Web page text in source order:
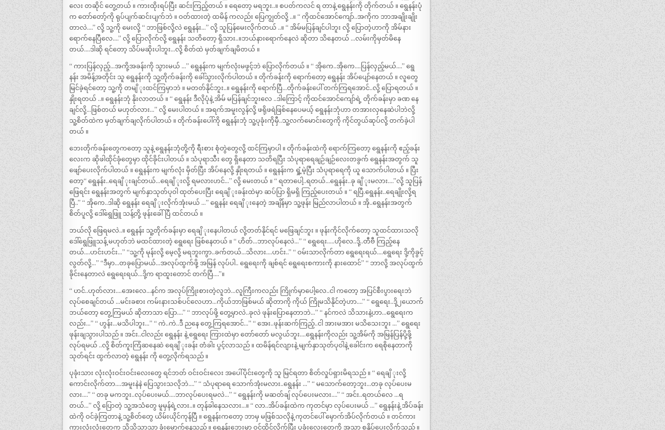
လေး တဆိုင် တွေ့တယ် ။ ကားထိုးရပ်ပြီး ဆင်းကြည့်တယ် ။ ရေတော့ မရဘူး..။ စပတ်ကလင် ရ တာနဲ့ ရွေနန်းကို တိုက်တယ် ။ ရွေနန်းပုံ
က တော်တော့်ကို ရုပ်ပျက်ဆင်းပျက်ဘဲ ။ ဝတ်ထားတဲ့ ထမိန် ကလည်း ပြေကျွတ်လို့ ..။ “ ကိုထင်အောင်ကျော်..အကိုက ဘာအချိုးချိုး
တာလဲ….” လို့ သူ့ကို မေးလို့ “ ဘာဖြစ်လို့လဲ ရွေနန်း…” လို့ သူပြန်မေးလိုက်တယ် ..။ “ အိမ်မပြန်ချင်ပါဘူး လို့ ပြောတဲ့ဟာကို အိမ်နား
ရောက်နေပြီလေ….” လို့ ပြောလိုက်လို့ ရွေနန်း သတိတော့ ရှိသား..။ဘယ်နားရောက်နေလဲ ဆိုတာ သိနေတယ် …လမ်းကိုမှတ်မိနေ
တယ်….ဒါဆို ရင်တော့ သိပ်မဆိုးပါဘူး…လို့ စိတ်ထဲ မှတ်ချက်ချမိတယ် ။
“ ကားပြန်လှည့်…အကို့အခန်းကို သွားမယ် …” ရွေနန်းက မျက်လုံးမဖွင့်ဘဲ ပြောလိုက်တယ် ။ “ အိုကေ..အိုကေ….ပြန်လှည့်မယ်….” ရွေ
နန်း အမိန့်အတိုင်း သူ ရွေနန်းကို သူ့တိုက်ခန်းကို ခေါ်သွားလိုက်ပါတယ် ။ တိုက်ခန်းကို ရောက်တော့ ရွေနန်း အိပ်ပျော်နေတယ် ။ လူတွေ
မြင်ခဲ့ရင်တော့ သူ့ကို တမျိ ုးထင်ကြမှာဘဲ ။ မတတ်နိုင်ဘူး..။ ရွေနန်းကို ရောက်ပြီ…တိုက်ခန်းပေါ် တက်ကြရအောင်..လို့ ပြောရတယ် ။
နှိုးရတယ် ..။ ရွေနန်းဘုံ နိုးလာတယ် ။ “ ရွေနန်း ဒီလိုပုံနဲ့ အိမ် မပြန်ချင်ဘူးလေ ..ဒါကြောင့် ကိုထင်အောင်ကျော်ရဲ့ တိုက်ခန်းမှာ ခဏ နေ
ချင်လို့…ဖြစ်တယ် မဟုတ်လား…” လို့ မေးပါတယ် ။ အရက်အမူးလွန်လို့ ဖရိုဖရဲဖြစ်နေပေမယ့် ရွေနန်းဘုံဟာ တအားလှနေဆဲပါဘဲလို့
သူ့စိတ်ထဲက မှတ်ချက်ချလိုက်ပါတယ် ။ တိုက်ခန်းပေါ်ကို ရွေနန်းဘုံ သူ့ပုခုံးကိုမှီ..သူ့လက်မောင်းတွေကို ကိုင်တွယ်ဆုပ်လို့ တက်ခဲ့ပါ
တယ် ။
ဘေးတိုက်ခန်းတွေကတော့ သူနဲ့ ရွေနန်းဘုံတို့ကို ရီးစား စုံတွဲတွေလို့ ထင်ကြမှာပါ ။ တိုက်ခန်းထဲကို ရောက်ကြတော့ ရွေနန်းကို ဧည့်ခန်း
လေးက ဆိုဖါထိုင်ခုံတွေမှာ ထိုင်ခိုင်းပါတယ် ။ သံပုရာသီး တွေ ရှိနေတာ သတိရပြီး သံပုရာရေချဉ်ချဉ်လေးတခွက် ရွေနန်းအတွက် သူ
ဖျော်ပေးလိုက်ပါတယ် ။ ရွေနန်းက မျက်လုံး မှိတ်ပြီး အိပ်နေလို့ နှိုးရတယ် ။ ရွေနန်းက ရှုံ့မဲ့ပြီး သံပုရာရေကို ယူ သောက်ပါတယ် ။ ပြီး
တော့“ ရွေနန်း..ရေချိ ုးချင်တယ်…ရေချိ ုးလို့ ရမလားဟင်…” လို့ မေးတယ် ။ “ ရတာပေါ့..ရတယ်…ရွေနန်း..ခု ချိ ုးမလား….”လို့ သူပြန်
ဖြေရင်း ရွေနန်းအတွက် မျက်နှာသုတ်ပုဝါ ထုတ်ပေးပြီး ရေချိ ုးခန်းထဲမှာ ဆပ်ပြာ ရှိမရှိ ကြည့်ပေးတယ် ။ “ ရပြီ.ရွေနန်း..ရေချိုးလို့ရ
ပြီ..” “ အိုကေ..ဒါဆို ရွေနန်း ရေချိ ုးလိုက်အုံးမယ် …” ရွေနန်း ရေချိ ုးနေတဲ့ အချိန်မှာ သူ့ဖုန်း မြည်လာပါတယ် ။ အို..ရွေနန်းအတွက်
စိတ်ပူလို့ ဒေါ်ရွေဖြူ သန့်တို့ ဖုန်းခေါ်ပြီ ထင်တယ် ။
ဘယ်လို ဖြေရမလဲ..။ ရွေနန်း သူ့တိုက်ခန်းမှာ ရေချိ ုးနေပါတယ် လို့တတ်နိုင်ရင် မဖြေချင်ဘူး ။ ဖုန်းကိုင်လိုက်တော့ သူထင်ထားသလို
ဒေါ်ရွေဖြူသန့် မဟုတ်ဘဲ မထင်ထားတဲ့ ရွေရေး ဖြစ်နေတယ် ။ “ ဟိတ်…ဘာလုပ်နေလဲ…” “ ရွေရေး…..ဟိုလေ..ဒို့..တီဗီ ကြည့်နေ
တယ်….ဟင်းဟင်း…” “သူ့ကို မုန်းလို့ မေ့လို့ မရဘူးကွာ..ခက်တယ်…သိလား….ဟင်း..” “ ဝမ်းသာလိုက်တာ ရွေရေးရယ်….ရွေရေး ဒို့ကိုခွင့်
လွတ်လို့…” “ဒီမှာ…တခုပြောမယ်…အလုပ်ထွက်ဖို့ အမြန် လုပ်ပါ.. ရွေရေးကို ချစ်ရင် ရွေရေးစကားကို နားထောင်” “ ဘာလို့ အလုပ်ထွက်
ခိုင်းနေတာလဲ ရွေရေးရယ်…ဒို့က ရာထူးတောင် တက်ပြီ….”။
“ ဟင်..ဟုတ်လား….အေးလေ…နင်က အလုပ်ကြိုးစားတဲ့လူဘဲ…လူကြီးကလည်း ကြိုက်မှာပေါ့လေ..ငါ ကတော့ အပြင်စီးပွားရေးဘဲ
လုပ်စေချင်တယ် …မင်းခစား ကမ်းနားသစ်ပင်လေဟာ…ကိုယ်ဘာဖြစ်မယ် ဆိုတာကို ကိုယ် ကြိုမသိနိုင်တဲ့ဟာ….” “ ရွေရေး..ဒို့၂ယောက်
ဘယ်တော့ တွေ့ကြမယ် ဆိုတာသာ ပြော….” “ ဘာလုပ်ဖို့ တွေ့မှာလဲ..ခုလဲ ဖုန်းပြောနေတာဘဲ…” “ နင်ကလဲ သိသားနဲ့ဟာ…ရွေရေးက
လည်း…” “ ဟွန်း…မသိပါဘူး…” “ ကဲ..ကဲ..ဒီ ညနေ တွေ့ကြရအောင်…” “ အေး..ဖုန်းဆက်ကြည့်..ငါ အားမအား မသိသေးဘူး …” ရွေရေး
ဖုန်းချသွားပါသည် ။ အင်း..ငါလည်း ရွေနန်း နဲ့ ရွေရေး ကြားထဲမှာ တော်တော် မလွယ်ဘူး….ရွေနန်းကိုလည်း သူ့အိမ်ကို အမြန်ပြန်ပို့ဖို့
လုပ်ရမယ် ..လို့ စိတ်ကူးကြံဆနေဆဲ ရေချိ ုးခန်း တံခါး ပွင့်လာသည် ။ ထမိန်ရင်လျားနဲ့ မျက်နှာသုတ်ပုဝါနဲ့ ခေါင်းက ရေစိုနေတာကို
သုတ်ရင်း ထွက်လာတဲ့ ရွေနန်း ကို တွေ့လိုက်ရသည် ။
ပုခုံးသား လုံးလုံးဝင်းဝင်းလေးတွေ ရင်ဘတ် ဝင်းဝင်းလေး အပေါ်ပိုင်းတွေကို သူ မြင်ရတာ စိတ်လှုပ်ရှားမိရသည် ။ “ ရေချိ ုးလို့
ကောင်းလိုက်တာ….အမူးနဲနဲ ပြေသွားသလိုဘဲ….” “ သံပုရာရေ သောက်အုံးမလား..ရွေနန်း …” “ မသောက်တော့ဘူး…တခု လုပ်ပေးမ
လား….” “ တခု မကဘူး..လုပ်ပေးမယ်….ဘာလုပ်ပေးရမလဲ…” “ ရွေနန်းကို မဆတ်ချ် လုပ်ပေးမလား….” “ အင်း..ရတယ်လေ …ရ
တယ်…” လို့ ပြောတဲ့ သူ့အသံတွေ မူမှန်ရဲ့လား..။ တုန်ခါနေသလား…။ “ လာ..အိပ်ခန်းထဲက ကုတင်မှာ လုပ်ပေးမယ် …” ရွေနန်းနဲ့ အိပ်ခန်း
ထဲကို ဝင်ခဲ့ကြတာနဲ့ သူ့စိတ်တွေ ယိမ်းယိုင်ကုန်ပြီ ။ ရွေနန်းကတော့ ဘာမှ မဖြစ်သလိုနဲ့ ကုတင်ပေါ် မှောက်အိပ်လိုက်တယ် ။ တင်ကား
ကားလုံးလုံးတွေက သိသိသာသာ ခုံးမောက်နေသည် ။ ရွေနန်းဘေးမှာ ဝင်ထိုင်လိုက်ပြီး ပုခုံးလေးတွေကို အသာ စနှိပ်ပေးလိုက်သည် ။